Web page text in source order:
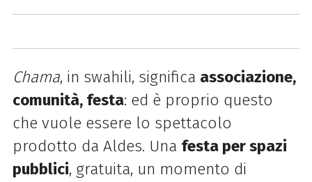
Chama, in swahili, significa associazione,
comunità, festa: ed è proprio questo
che vuole essere lo spettacolo
prodotto da Aldes. Una festa per spazi
pubblici, gratuita, un momento di